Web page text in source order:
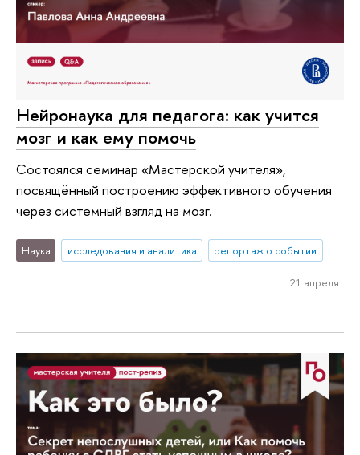
Нейронаука для педагога: как учится
мозг и как ему помочь
Состоялся семинар «Мастерской учителя»,
посвящённый построению эффективного обучения
через системный взгляд на мозг.
Наука исследования и аналитика репортаж о событии
21 апреля